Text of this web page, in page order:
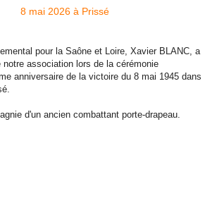
pour la Saône et Loire, Xavier BLANC, a
notre association lors de la cérémonie
anniversaire de la victoire du 8 mai 1945 dans
d'un ancien combattant porte-drapeau.